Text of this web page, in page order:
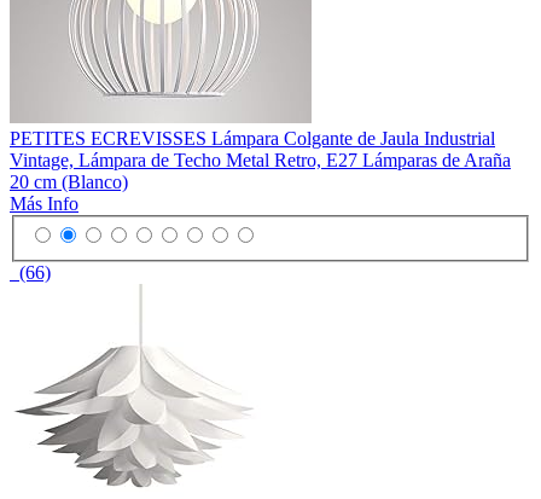
PETITES ECREVISSES Lámpara Colgante de Jaula Industrial
Vintage, Lámpara de Techo Metal Retro, E27 Lámparas de Araña
20 cm (Blanco)
Más Info
(66)